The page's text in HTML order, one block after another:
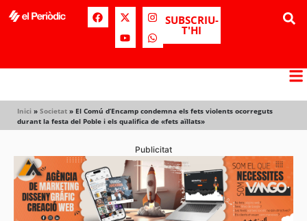
SUBSCRIU-
T'HI
Inici » Societat » El Comú d’Encamp condemna els fets violents ocorreguts
durant la festa del Poble i els qualifica de «fets aïllats»
Publicitat